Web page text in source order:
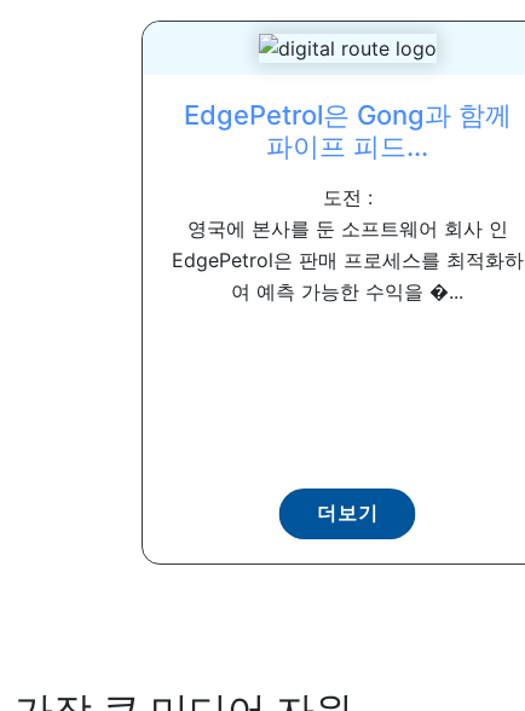
EdgePetrol은 Gong과 함께
파이프 피드...
도전 :
영국에 본사를 둔 소프트웨어 회사 인
EdgePetrol은 판매 프로세스를 최적화하
여 예측 가능한 수익을 �...
더보기